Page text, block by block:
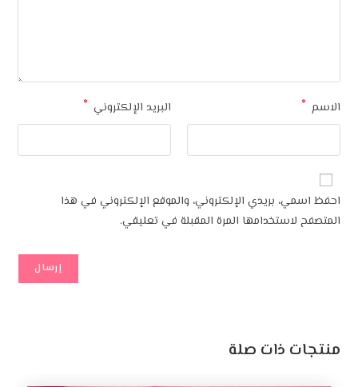
الاسم * البريد الإلكتروني *
احفظ اسمي، بريدي الإلكتروني، والموقع الإلكتروني في هذا
المتصفح لاستخدامها المرة المقبلة في تعليقي.
منتجات ذات صلة